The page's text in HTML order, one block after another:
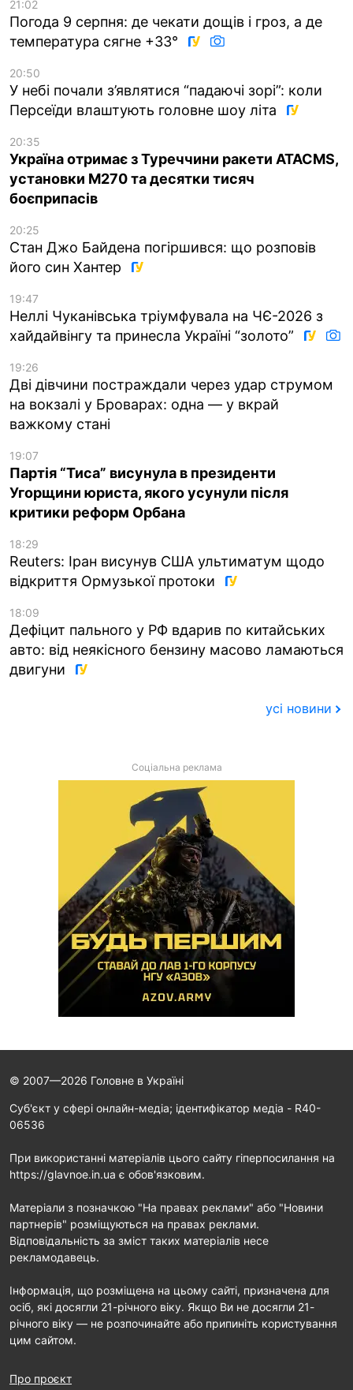
21:02
Погода 9 серпня: де чекати дощів і гроз, а де
температура сягне +33°
20:50
У небі почали з’являтися “падаючі зорі”: коли
Персеїди влаштують головне шоу літа
20:35
Україна отримає з Туреччини ракети ATACMS,
установки M270 та десятки тисяч
боєприпасів
20:25
Стан Джо Байдена погіршився: що розповів
його син Хантер
19:47
Неллі Чуканівська тріумфувала на ЧЄ-2026 з
хайдайвінгу та принесла Україні “золото”
19:26
Дві дівчини постраждали через удар струмом
на вокзалі у Броварах: одна — у вкрай
важкому стані
19:07
Партія “Тиса” висунула в президенти
Угорщини юриста, якого усунули після
критики реформ Орбана
18:29
Reuters: Іран висунув США ультиматум щодо
відкриття Ормузької протоки
18:09
Дефіцит пального у РФ вдарив по китайських
авто: від неякісного бензину масово ламаються
двигуни
усі новини
Соціальна реклама
© 2007—2026 Головне в Україні
Cуб'єкт у сфері онлайн-медіа; ідентифікатор медіа - R40-
06536
При використанні матеріалів цього сайту гіперпосилання на
https://glavnoe.in.ua є обов'язковим.
Матеріали з позначкою "На правах реклами" або "Новини
партнерів" розміщуються на правах реклами.
Відповідальність за зміст таких матеріалів несе
рекламодавець.
Інформація, що розміщена на цьому сайті, призначена для
осіб, які досягли 21-річного віку. Якщо Ви не досягли 21-
річного віку — не розпочинайте або припиніть користування
цим сайтом.
Про проєкт